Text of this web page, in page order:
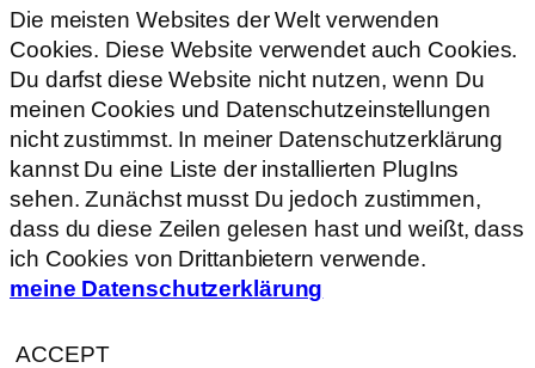
Die meisten Websites der Welt verwenden
Cookies. Diese Website verwendet auch Cookies.
Du darfst diese Website nicht nutzen, wenn Du
meinen Cookies und Datenschutzeinstellungen
nicht zustimmst. In meiner Datenschutzerklärung
kannst Du eine Liste der installierten PlugIns
sehen. Zunächst musst Du jedoch zustimmen,
dass du diese Zeilen gelesen hast und weißt, dass
ich Cookies von Drittanbietern verwende.
meine Datenschutzerklärung
ACCEPT